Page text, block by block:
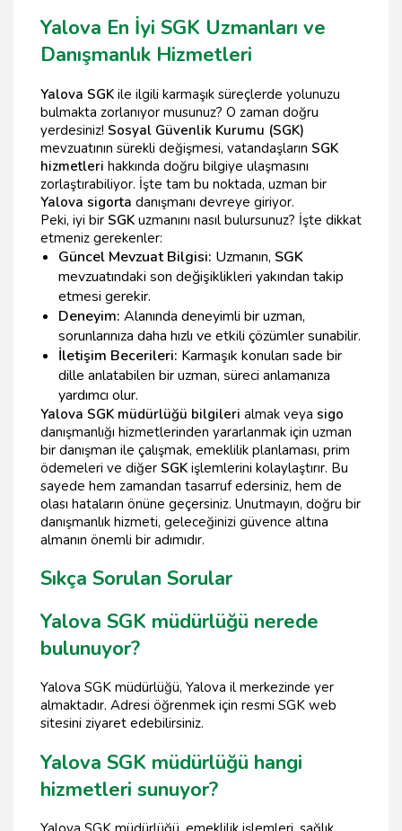
Yalova En İyi SGK Uzmanları ve
Danışmanlık Hizmetleri
Yalova SGK ile ilgili karmaşık süreçlerde yolunuzu
bulmakta zorlanıyor musunuz? O zaman doğru
yerdesiniz! Sosyal Güvenlik Kurumu (SGK)
mevzuatının sürekli değişmesi, vatandaşların SGK
hizmetleri hakkında doğru bilgiye ulaşmasını
zorlaştırabiliyor. İşte tam bu noktada, uzman bir
Yalova sigorta danışmanı devreye giriyor.
Peki, iyi bir SGK uzmanını nasıl bulursunuz? İşte dikkat
etmeniz gerekenler:
Güncel Mevzuat Bilgisi: Uzmanın, SGK
mevzuatındaki son değişiklikleri yakından takip
etmesi gerekir.
Deneyim: Alanında deneyimli bir uzman,
sorunlarınıza daha hızlı ve etkili çözümler sunabilir.
İletişim Becerileri: Karmaşık konuları sade bir
dille anlatabilen bir uzman, süreci anlamanıza
yardımcı olur.
Yalova SGK müdürlüğü bilgileri almak veya sigo
danışmanlığı hizmetlerinden yararlanmak için uzman
bir danışman ile çalışmak, emeklilik planlaması, prim
ödemeleri ve diğer SGK işlemlerini kolaylaştırır. Bu
sayede hem zamandan tasarruf edersiniz, hem de
olası hataların önüne geçersiniz. Unutmayın, doğru bir
danışmanlık hizmeti, geleceğinizi güvence altına
almanın önemli bir adımıdır.
Sıkça Sorulan Sorular
Yalova SGK müdürlüğü nerede
bulunuyor?
Yalova SGK müdürlüğü, Yalova il merkezinde yer
almaktadır. Adresi öğrenmek için resmi SGK web
sitesini ziyaret edebilirsiniz.
Yalova SGK müdürlüğü hangi
hizmetleri sunuyor?